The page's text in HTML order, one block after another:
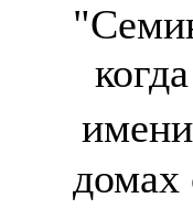
домах